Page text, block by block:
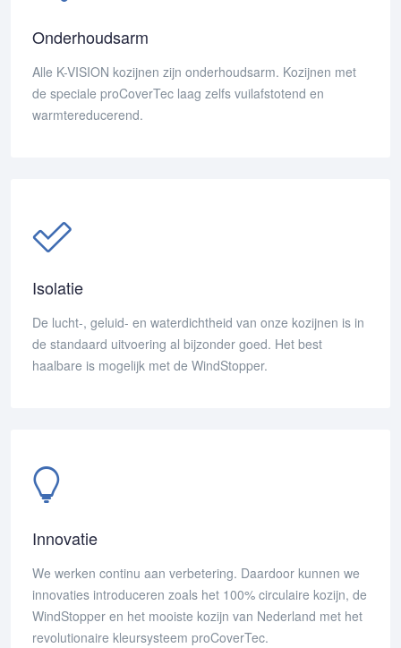
Onderhoudsarm
Alle K-VISION kozijnen zijn onderhoudsarm. Kozijnen met
de speciale proCoverTec laag zelfs vuilafstotend en
warmtereducerend.
Isolatie
De lucht-, geluid- en waterdichtheid van onze kozijnen is in
de standaard uitvoering al bijzonder goed. Het best
haalbare is mogelijk met de WindStopper.
Innovatie
We werken continu aan verbetering. Daardoor kunnen we
innovaties introduceren zoals het 100% circulaire kozijn, de
WindStopper en het mooiste kozijn van Nederland met het
revolutionaire kleursysteem proCoverTec.